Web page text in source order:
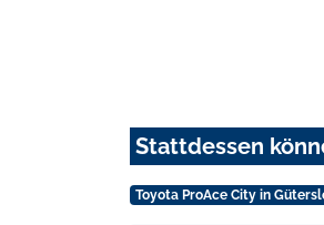
Stattdessen
Toyota ProAce City in